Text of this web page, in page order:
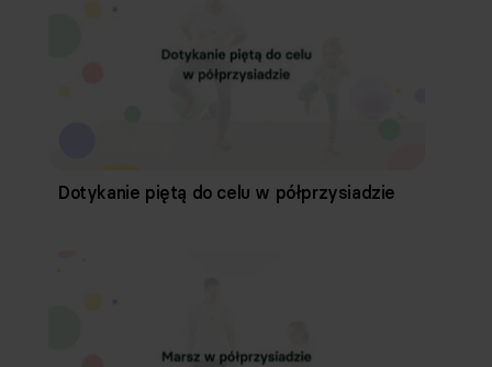
Dotykanie piętą do celu w półprzysiadzie